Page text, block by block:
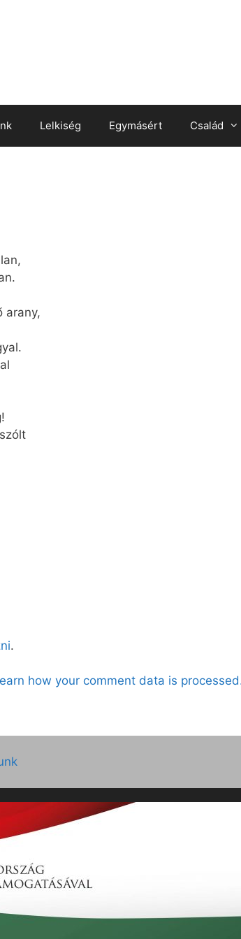
Lelkiség Egymásért Család
arany,
.
how your comment data is